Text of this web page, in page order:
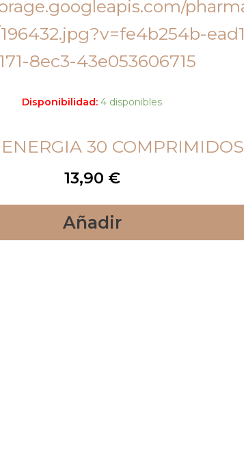
Disponibilidad: 4 disponibles
30 COMPRIMIDOS
13,90 €
Añadir